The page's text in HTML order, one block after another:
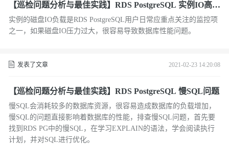
【巡检问题分析与最佳实践】RDS PostgreSQL 实例IO高问
题
实例的磁盘IO负载是RDS PostgreSQL用户日常应重点关注的监控项
之一，如果磁盘IO压力过大，很容易导致数据库性能问题。
发表了文章 2021-02-23 14:20:08
【巡检问题分析与最佳实践】RDS PostgreSQL 慢SQL问题
慢SQL会消耗较多的数据库资源，很容易造成数据库的负载增加，
慢SQL的问题直接影响着数据库的性能，排查慢SQL问题，首先要
找到RDS PG中的慢SQL，在学习EXPLAIN的语法，学会阅读执行
计划，并对SQL进行优化。